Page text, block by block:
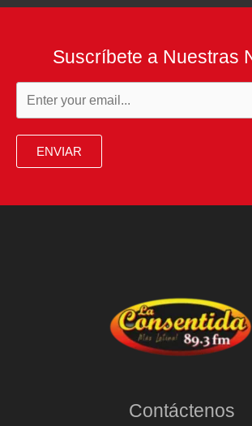
restitución
inédita
Portugal
Suscríbete a Nuestras
ENVIAR
Contáctenos